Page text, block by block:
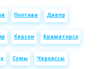
Полтава Днепр
Херсон Краматорск
Сумы Черкассы